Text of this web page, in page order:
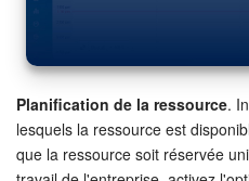
Planification de la ressource.
lesquels la ressource est
que la ressource soit réservée